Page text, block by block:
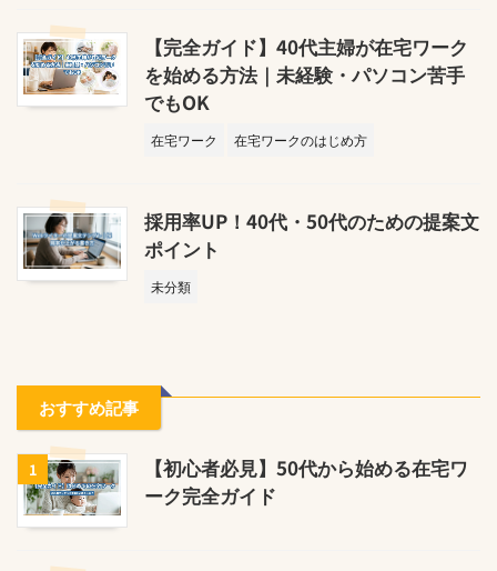
【完全ガイド】40代主婦が在宅ワーク
を始める方法｜未経験・パソコン苦手
でもOK
在宅ワーク 在宅ワークのはじめ方
採用率UP！40代・50代のための提案文
ポイント
未分類
おすすめ記事
1
【初心者必見】50代から始める在宅ワ
ーク完全ガイド